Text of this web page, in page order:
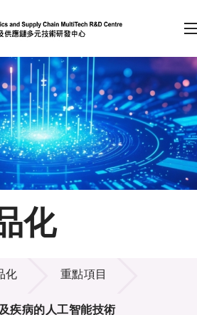
按回車鍵）
會員登入
A A EN 繁 简
化
化 重點項目
疾病的人工智能技術